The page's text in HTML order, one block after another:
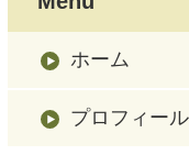
ホーム
プロフィール